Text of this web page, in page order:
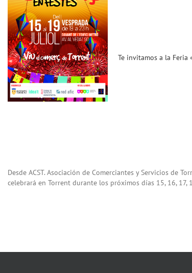
Te invitamos a la Feria
Desde ACST. Asociación de Comerciantes y Servicios de
celebrará en Torrent durante los próximos días 15, 16,